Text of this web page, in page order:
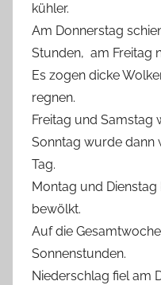
kühler.
Am Donnerstag
Stunden, am Freitag
Es zogen dicke
regnen.
Freitag und Samstag
Sonntag wurde dann
Tag.
Montag und
bewölkt.
Auf die
Sonnenstunden.
Niederschlag fiel am